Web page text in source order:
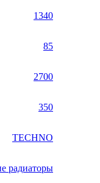
1340
85
2700
350
TECHNO
радиаторы